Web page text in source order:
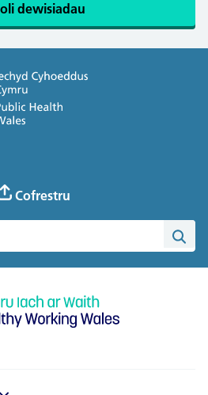
dewisiadau
the language to English
Cofrestru
ar Waith